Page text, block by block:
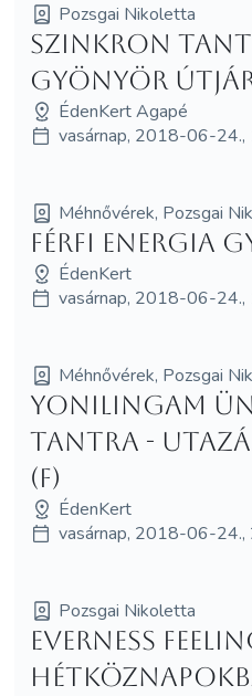
Pozsgai Nikoletta
Szinkron
gyönyör
ÉdenKert Agapé
vasárnap, 2018-06-
Méhnővérek, Pozsgai
Férfi Energia
ÉdenKert
vasárnap, 2018-06-
Méhnővérek, Pozsgai
YoniLingam
Tantra -
(F)
ÉdenKert
vasárnap, 2018-06-
Pozsgai Nikoletta
Everness